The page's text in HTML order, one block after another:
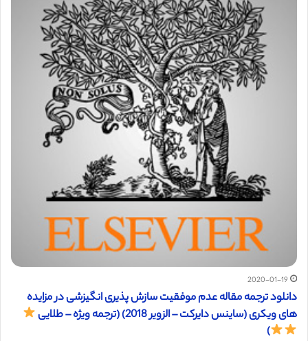
2020-01-19
دانلود ترجمه مقاله عدم موفقیت سازش پذیری انگیزشی در مزایده
های ویکری (ساینس دایرکت – الزویر 2018) (ترجمه ویژه – طلایی
)